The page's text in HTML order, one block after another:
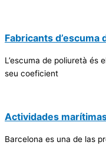
Fabricants d’escuma
L’escuma de poliuretà és
seu coeficient
Actividades
Barcelona es una de las